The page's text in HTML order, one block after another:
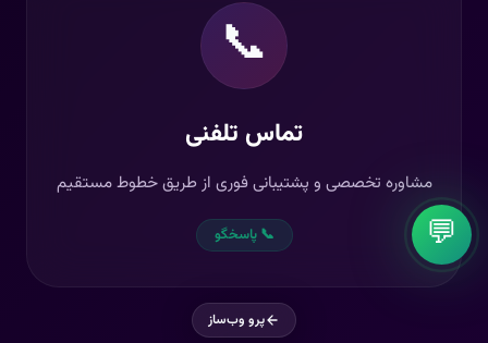
پرو وب‌ساز
💬
📞
تماس تلفنی
مشاوره تخصصی و پشتیبانی فوری از طریق خطوط مستقیم
📞 پاسخگو